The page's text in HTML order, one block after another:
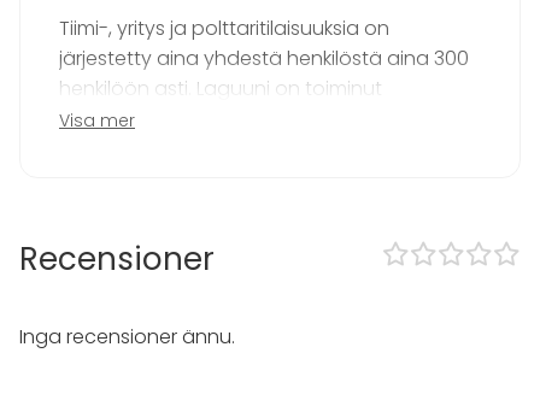
Utrustning
Scen
Anteckningsmaterial
Fest
Middag / Lunch
Tiimi-, yritys ja polttaritilaisuuksia on
järjestetty aina yhdestä henkilöstä aina 300
henkilöön asti. Laguuni on toiminut
kuvauspaikkana niin mainoksiin kuin
Visa mer
Recensioner
Inga recensioner ännu.